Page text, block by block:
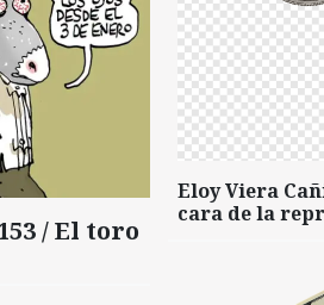
/ El toro
Eloy Viera
cara de la